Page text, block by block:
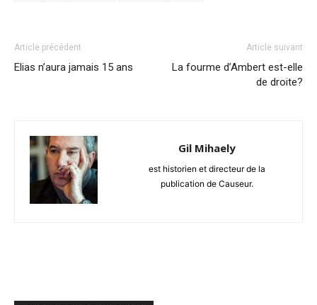
Article précédent
Elias n’aura jamais 15 ans
Article suivant
La fourme d’Ambert est-elle
de droite?
Gil Mihaely
est historien et directeur de la
publication de Causeur.